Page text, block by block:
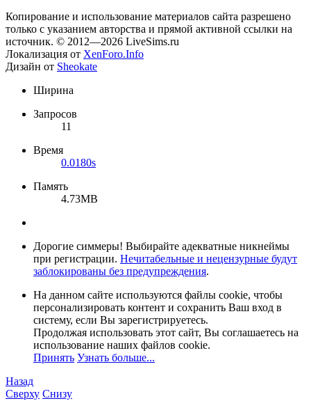
Копирование и использование материалов сайта разрешено
только с указанием авторства и прямой активной ссылки на
источник. © 2012—2026 LiveSims.ru
Локализация от XenForo.Info
Дизайн от Sheokate
Ширина
Запросов
11
Время
0.0180s
Память
4.73MB
Дорогие симмеры! Выбирайте адекватные никнеймы
при регистрации. Нечитабельные и нецензурные будут
заблокированы без предупреждения.
На данном сайте используются файлы cookie, чтобы
персонализировать контент и сохранить Ваш вход в
систему, если Вы зарегистрируетесь.
Продолжая использовать этот сайт, Вы соглашаетесь на
использование наших файлов cookie.
Принять Узнать больше...
Назад
Сверху Снизу